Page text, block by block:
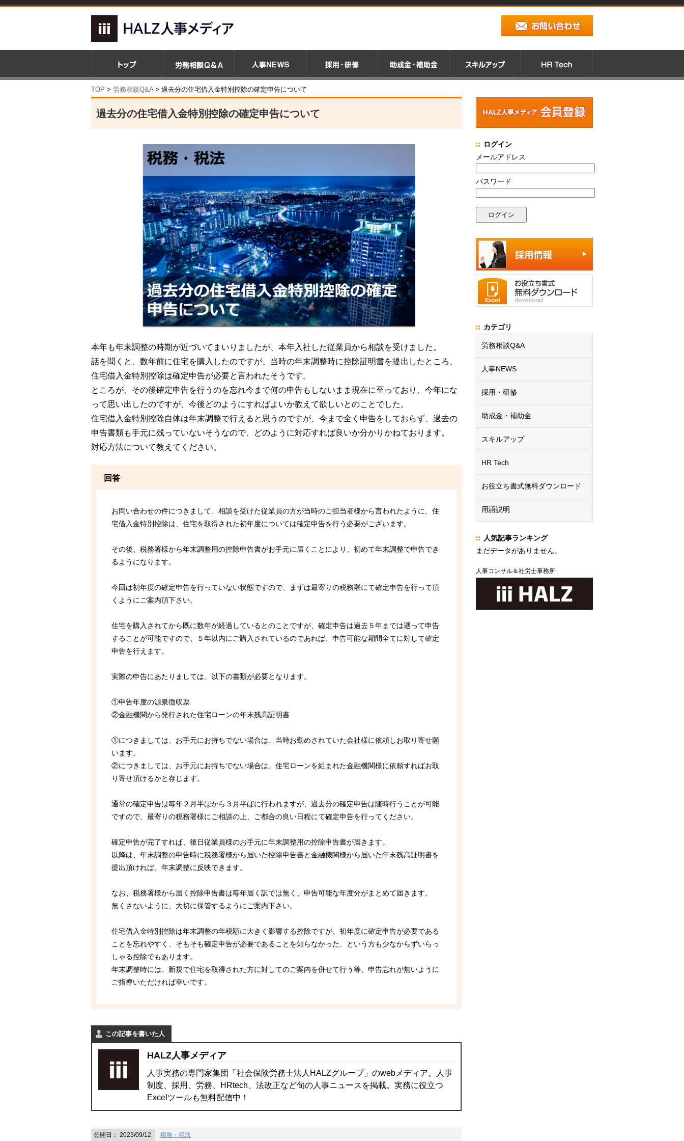
TOP > 労務相談Q&A> 過去分の住宅借入金特別控除の確定申告について
過去分の住宅借入金特別控除の確定申告について
本年も年末調整の時期が近づいてまいりましたが、本年入社した従業員から相談を受けました。
話を聞くと、数年前に住宅を購入したのですが、当時の年末調整時に控除証明書を提出したところ、
住宅借入金特別控除は確定申告が必要と言われたそうです。
ところが、その後確定申告を行うのを忘れ今まで何の申告もしないまま現在に至っており、今年にな
って思い出したのですが、今後どのようにすればよいか教えて欲しいとのことでした。
住宅借入金特別控除自体は年末調整で行えると思うのですが、今まで全く申告をしておらず、過去の
申告書類も手元に残っていないそうなので、どのように対応すれば良いか分かりかねております。
対応方法について教えてください。
回答
お問い合わせの件につきまして、相談を受けた従業員の方が当時のご担当者様から言われたように、住
宅借入金特別控除は、住宅を取得された初年度については確定申告を行う必要がございます。
その後、税務署様から年末調整用の控除申告書がお手元に届くことにより、初めて年末調整で申告でき
るようになります。
今回は初年度の確定申告を行っていない状態ですので、まずは最寄りの税務署にて確定申告を行って頂
くようにご案内頂下さい。
住宅を購入されてから既に数年が経過しているとのことですが、確定申告は過去５年までは遡って申告
することが可能ですので、５年以内にご購入されているのであれば、申告可能な期間全てに対して確定
申告を行えます。
実際の申告にあたりましては、以下の書類が必要となります。
①申告年度の源泉徴収票
②金融機関から発行された住宅ローンの年末残高証明書
①につきましては、お手元にお持ちでない場合は、当時お勤めされていた会社様に依頼しお取り寄せ願
います。
②につきましては、お手元にお持ちでない場合は、住宅ローンを組まれた金融機関様に依頼すればお取
り寄せ頂けるかと存じます。
通常の確定申告は毎年２月半ばから３月半ばに行われますが、過去分の確定申告は随時行うことが可能
ですので、最寄りの税務署様にご相談の上、ご都合の良い日程にて確定申告を行ってください。
確定申告が完了すれば、後日従業員様のお手元に年末調整用の控除申告書が届きます。
以降は、年末調整の申告時に税務署様から届いた控除申告書と金融機関様から届いた年末残高証明書を
提出頂ければ、年末調整に反映できます。
なお、税務署様から届く控除申告書は毎年届く訳では無く、申告可能な年度分がまとめて届きます。
無くさないように、大切に保管するようにご案内下さい。
住宅借入金特別控除は年末調整の年税額に大きく影響する控除ですが、初年度に確定申告が必要である
ことを忘れやすく、そもそも確定申告が必要であることを知らなかった、という方も少なからずいらっ
しゃる控除でもあります。
年末調整時には、新規で住宅を取得された方に対してのご案内を併せて行う等、申告忘れが無いように
ご指導いただければ幸いです。
この記事を書いた人
HALZ人事メディア
人事実務の専門家集団「社会保険労務士法人HALZグループ」のwebメディア。人事
制度、採用、労務、HRtech、法改正など旬の人事ニュースを掲載。実務に役立つ
Excelツールも無料配信中！
公開日： 2023/09/12 税務・税法
ログイン
メールアドレス
パスワード
カテゴリ
労務相談Q&A
人事NEWS
採用・研修
助成金・補助金
スキルアップ
HR Tech
お役立ち書式無料ダウンロード
用語説明
人気記事ランキング
まだデータがありません。
人事コンサル＆社労士事務所